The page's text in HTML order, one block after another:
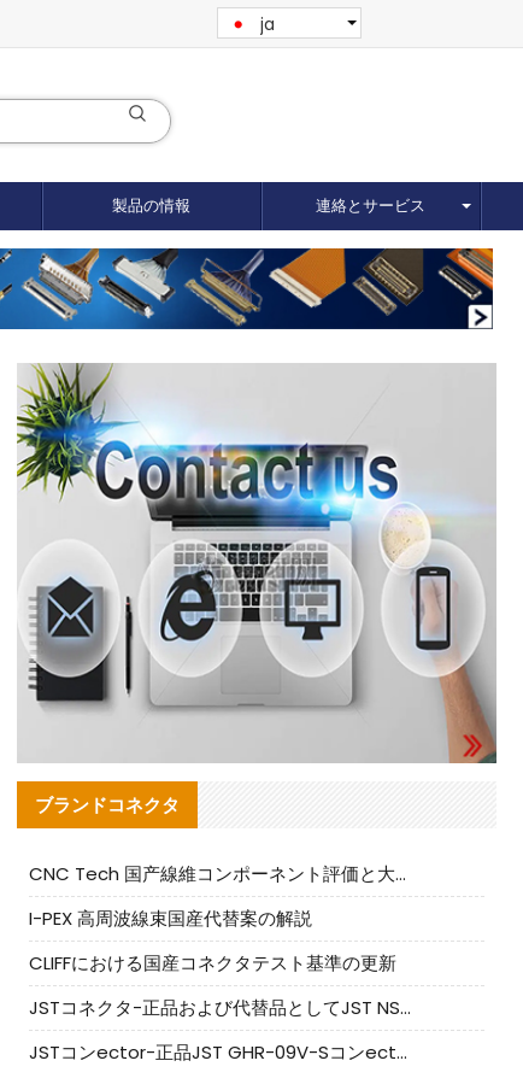
ja
製品の情報 連絡とサービス
ブランドコネクタ
CNC Tech 国产線維コンポーネント評価と大量生産適合ガイド
I-PEX 高周波線束国産代替案の解説
CLIFFにおける国産コネクタテスト基準の更新
JSTコネクタ-正品および代替品としてJST NSHR-02V-Sコネクタを提供します
JSTコンector-正品JST GHR-09V-Sコンector|代替品提供